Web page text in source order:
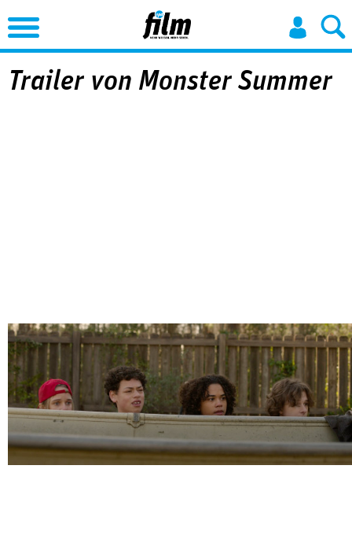
Jump to Navigation
Trailer von Monster Summer